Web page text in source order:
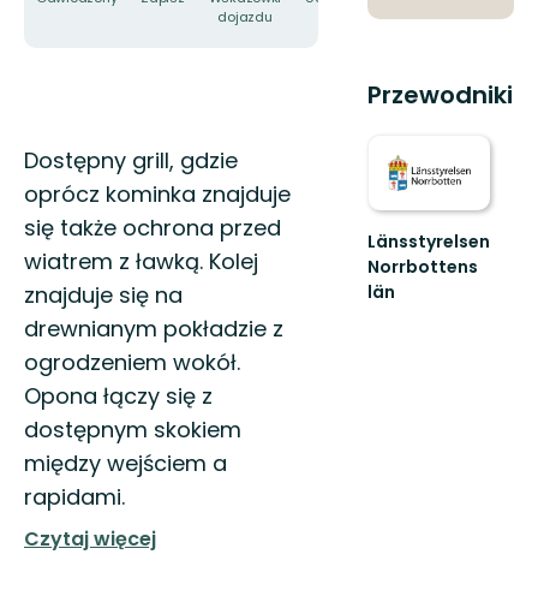
dojazdu
Opis
Dostępny grill, gdzie
oprócz kominka znajduje
się także ochrona przed
wiatrem z ławką. Kolej
znajduje się na
drewnianym pokładzie z
ogrodzeniem wokół.
Opona łączy się z
dostępnym skokiem
między wejściem a
rapidami.
Czytaj więcej
Przewodniki
Länsstyrelsen
Norrbottens
län